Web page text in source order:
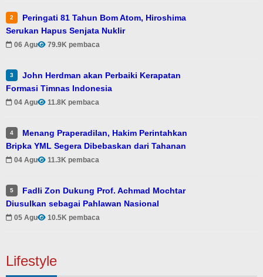
2
Peringati 81 Tahun Bom Atom, Hiroshima
Serukan Hapus Senjata Nuklir
06 Agu 79.9K pembaca
3
John Herdman akan Perbaiki Kerapatan
Formasi Timnas Indonesia
04 Agu 11.8K pembaca
4
Menang Praperadilan, Hakim Perintahkan
Bripka YML Segera Dibebaskan dari Tahanan
04 Agu 11.3K pembaca
5
Fadli Zon Dukung Prof. Achmad Mochtar
Diusulkan sebagai Pahlawan Nasional
05 Agu 10.5K pembaca
Lifestyle